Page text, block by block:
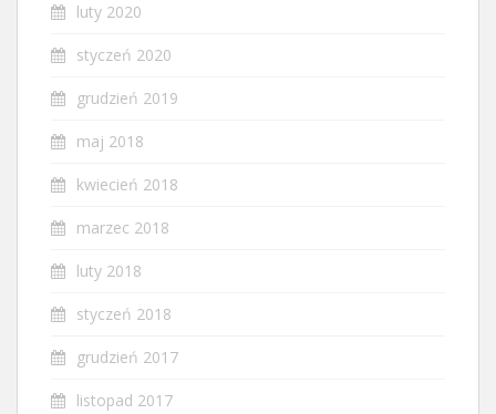
luty 2020
styczeń 2020
grudzień 2019
maj 2018
kwiecień 2018
marzec 2018
luty 2018
styczeń 2018
grudzień 2017
listopad 2017